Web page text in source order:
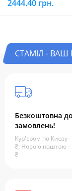
2444.40 грн.
СТАМІЛ - ВАШ
Безкоштовна
замовлень!
Кур'єром по Києву -
₴; Новою поштою -
₴